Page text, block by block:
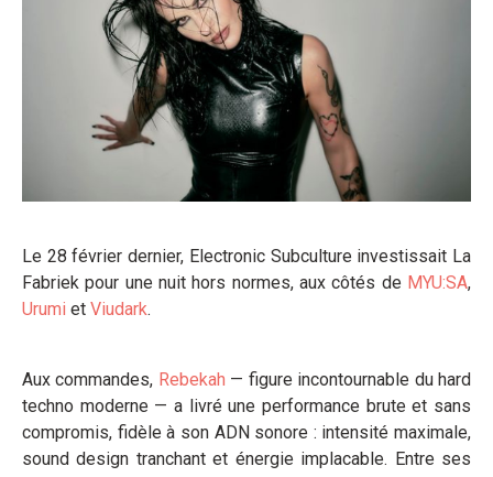
Le 28 février dernier, Electronic Subculture investissait La
Fabriek pour une nuit hors normes, aux côtés de MYU:SA,
Urumi et Viudark.
Aux commandes, Rebekah — figure incontournable du hard
techno moderne — a livré une performance brute et sans
compromis, fidèle à son ADN sonore : intensité maximale,
sound design tranchant et énergie implacable. Entre ses